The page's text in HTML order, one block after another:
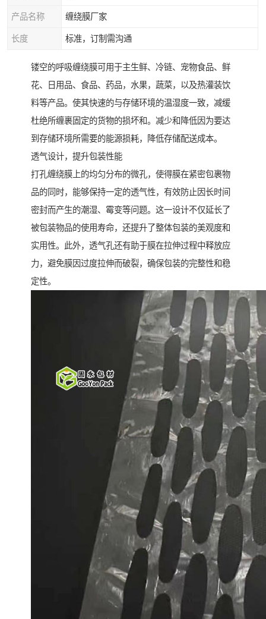
产品名称 缠绕膜厂家
长度 标准，订制需沟通
镂空的呼吸缠绕膜可用于主生鲜、冷链、宠物食品、鲜
花、日用品、食品、药品，水果，蔬菜，以及热灌装饮
料等产品。使其快速的与存储环境的温湿度一致，减缓
杜绝所缠裹固定的货物的损坏和。减少和降低因为要达
到存储环境所需要的能源损耗，降低存储配送成本。
透气设计，提升包装性能
打孔缠绕膜上的均匀分布的微孔，使得膜在紧密包裹物
品的同时，能够保持一定的透气性，有效防止因长时间
密封而产生的潮湿、霉变等问题。这一设计不仅延长了
被包装物品的使用寿命，还提升了整体包装的美观度和
实用性。此外，透气孔还有助于膜在拉伸过程中释放应
力，避免膜因过度拉伸而破裂，确保包装的完整性和稳
定性。